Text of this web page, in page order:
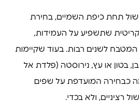
תחת כיפת השמיים, בחירת
שתשפיע על העמידות,
לשנים רבות. בעוד שקיימות
בטון או עץ, נירוסטה (פלדת אל
כבחירה המועדפת על שפים
רציניים, ולא בכדי.